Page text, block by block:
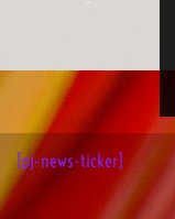
[pj-news-ticker]